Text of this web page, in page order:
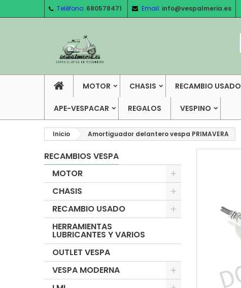
Teléfono: 680578471 Email: info@vespalmeria.es
MOTOR CHASIS RECAMBIO USADO
APE-VESPACAR REGALOS VESPINO
Inicio Amortiguador delantero vespa PRIMAVERA
RECAMBIOS VESPA
MOTOR
CHASIS
RECAMBIO USADO
HERRAMIENTAS
LUBRICANTES Y VARIOS
OUTLET VESPA
VESPA MODERNA